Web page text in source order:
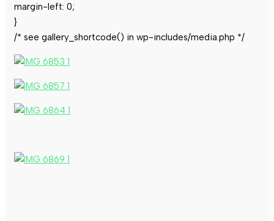
margin-left: 0;
}
/* see gallery_shortcode() in wp-includes/media.php */